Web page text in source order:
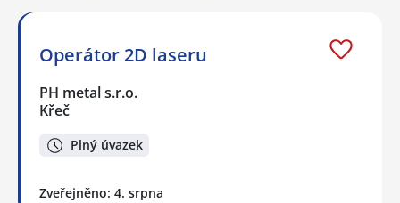
Operátor 2D laseru
PH metal s.r.o.
Křeč
Plný úvazek
Zveřejněno: 4. srpna